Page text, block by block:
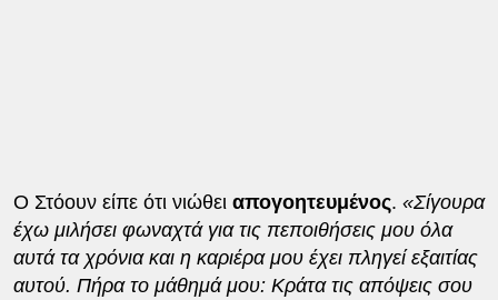
Ο Στόουν είπε ότι νιώθει απογοητευμένος. «Σίγουρα
έχω μιλήσει φωναχτά για τις πεποιθήσεις μου όλα
αυτά τα χρόνια και η καριέρα μου έχει πληγεί εξαιτίας
αυτού. Πήρα το μάθημά μου: Κράτα τις απόψεις σου